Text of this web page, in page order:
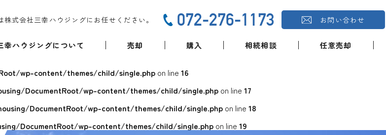
式会社三幸ハウジングにお任せください。 072-276-1173 お問い合わせ
幸ハウジングについて 売却 購入 相続相談 任意売却
wp-content/themes/child/single.php on line 16
DocumentRoot/wp-content/themes/child/single.php on line 17
DocumentRoot/wp-content/themes/child/single.php on line 18
DocumentRoot/wp-content/themes/child/single.php on line 19